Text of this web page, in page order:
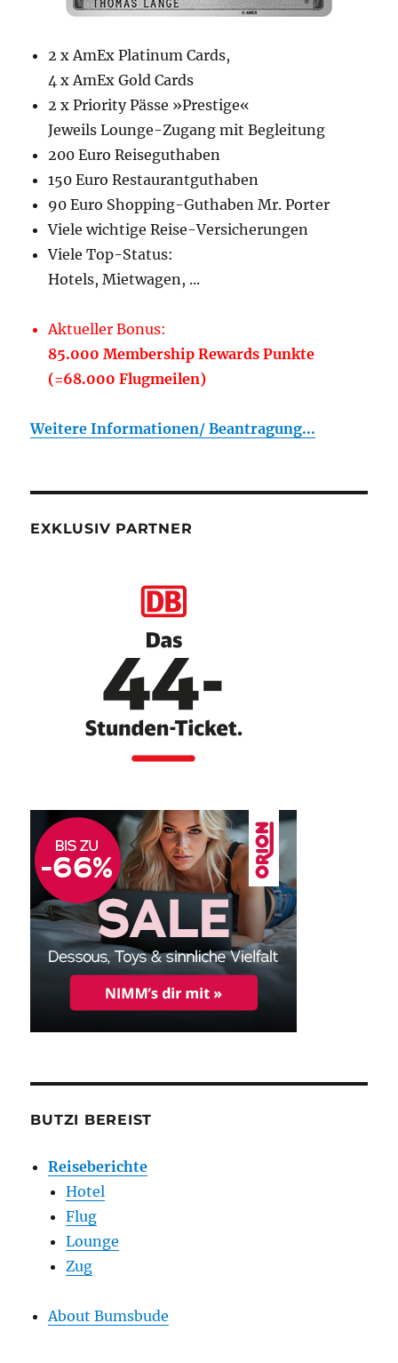
2 x AmEx Platinum Cards,
4 x AmEx Gold Cards
2 x Priority Pässe »Prestige«
Jeweils Lounge-Zugang mit Begleitung
200 Euro Reiseguthaben
150 Euro Restaurantguthaben
90 Euro Shopping-Guthaben Mr. Porter
Viele wichtige Reise-Versicherungen
Viele Top-Status:
Hotels, Mietwagen, ...
Aktueller Bonus:
85.000 Membership Rewards Punkte
(=68.000 Flugmeilen)
Weitere Informationen/ Beantragung...
EXKLUSIV PARTNER
BUTZI BEREIST
Reiseberichte
Hotel
Flug
Lounge
Zug
About Bumsbude